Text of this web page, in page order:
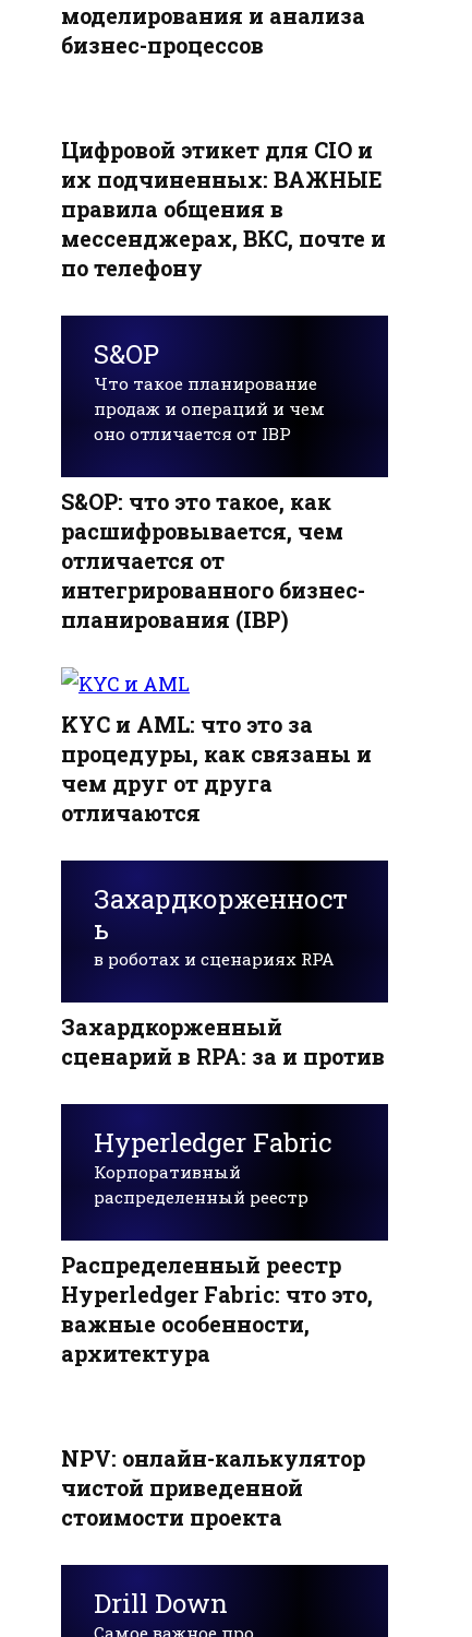
моделирования и анализа
бизнес-процессов
Цифровой этикет для CIO и
их подчиненных: ВАЖНЫЕ
правила общения в
мессенджерах, ВКС, почте и
по телефону
S&OP
Что такое планирование
продаж и операций и чем
оно отличается от IBP
S&OP: что это такое, как
расшифровывается, чем
отличается от
интегрированного бизнес-
планирования (IBP)
KYC и AML: что это за
процедуры, как связаны и
чем друг от друга
отличаются
Захардкорженност
ь
в роботах и сценариях RPA
Захардкорженный
сценарий в RPA: за и против
Hyperledger Fabric
Корпоративный
распределенный реестр
Распределенный реестр
Hyperledger Fabric: что это,
важные особенности,
архитектура
NPV: онлайн-калькулятор
чистой приведенной
стоимости проекта
Drill Down